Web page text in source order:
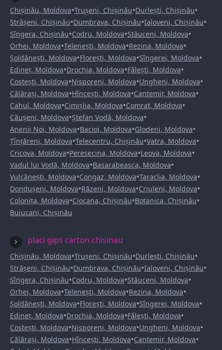
Chișinău, Moldova•Trușeni, Chișinău•Durlești, Chișinău•
Strășeni, Chișinău•Dumbrava, Chișinău•Ialoveni, Chișinău•
Sîngera, Chișinău•Codru, Moldova•Stăuceni, Moldova•
Orhei, Moldova•Telenești, Moldova•Rezina, Moldova•
Șoldănești, Moldova•Florești, Moldova•Sîngerei, Moldova•
Edineț, Moldova•Drochia, Moldova•Fălești, Moldova•
Costești, Moldova•Nisporeni, Moldova•Ungheni, Moldova•
Călărași, Moldova•Hîncești, Moldova•Cantemir, Moldova•
Cahul, Moldova•Cimișlia, Moldova•Comrat, Moldova•
Căușeni, Moldova•Ștefan Vodă, Moldova•
Anenii Noi, Moldova•Bacioi, Moldova•Glodeni, Moldova•
Țînțăreni, Moldova•Telecentru, Chișinău•Vatra, Moldova•
Cricova, Moldova•Peresecina, Moldova•Leova, Moldova•
Vadul lui Vodă, Moldova•Basarabeasca, Moldova•
Vulcănești, Moldova•Congaz, Moldova•Taraclia, Moldova•
Dondușeni, Moldova•Răzeni, Moldova•Criuleni, Moldova•
Colonița, Moldova•Ciocana, Chișinău•Botanica, Chișinău•
Buiucani, Chișinău
placi gips carton chisinau
Chișinău, Moldova•Trușeni, Chișinău•Durlești, Chișinău•
Strășeni, Chișinău•Dumbrava, Chișinău•Ialoveni, Chișinău•
Sîngera, Chișinău•Codru, Moldova•Stăuceni, Moldova•
Orhei, Moldova•Telenești, Moldova•Rezina, Moldova•
Șoldănești, Moldova•Florești, Moldova•Sîngerei, Moldova•
Edineț, Moldova•Drochia, Moldova•Fălești, Moldova•
Costești, Moldova•Nisporeni, Moldova•Ungheni, Moldova•
Călărași, Moldova•Hîncești, Moldova•Cantemir, Moldova•